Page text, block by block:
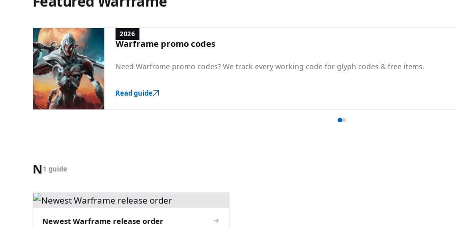
2026
Warframe promo codes
Need Warframe promo codes? We track every working code for glyph codes & free items.
Read guide
N1 guide
Newest Warframe release order